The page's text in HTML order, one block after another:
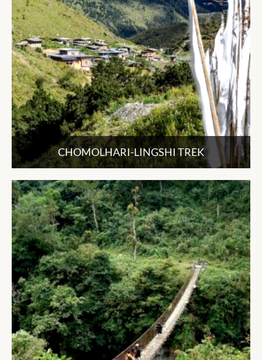
CHOMOLHARI-LINGSHI TREK